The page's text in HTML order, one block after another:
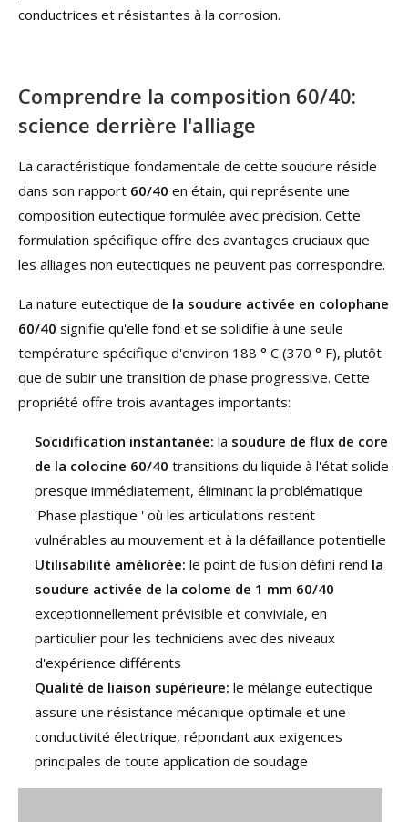
conductrices et résistantes à la corrosion.
Comprendre la composition 60/40:
science derrière l'alliage
La caractéristique fondamentale de cette soudure réside
dans son rapport 60/40 en étain, qui représente une
composition eutectique formulée avec précision. Cette
formulation spécifique offre des avantages cruciaux que
les alliages non eutectiques ne peuvent pas correspondre.
La nature eutectique de la soudure activée en colophane
60/40 signifie qu'elle fond et se solidifie à une seule
température spécifique d'environ 188 ° C (370 ° F), plutôt
que de subir une transition de phase progressive. Cette
propriété offre trois avantages importants:
Socidification instantanée: la soudure de flux de core
de la colocine 60/40 transitions du liquide à l'état solide
presque immédiatement, éliminant la problématique
'Phase plastique ' où les articulations restent
vulnérables au mouvement et à la défaillance potentielle
Utilisabilité améliorée: le point de fusion défini rend la
soudure activée de la colome de 1 mm 60/40
exceptionnellement prévisible et conviviale, en
particulier pour les techniciens avec des niveaux
d'expérience différents
Qualité de liaison supérieure: le mélange eutectique
assure une résistance mécanique optimale et une
conductivité électrique, répondant aux exigences
principales de toute application de soudage